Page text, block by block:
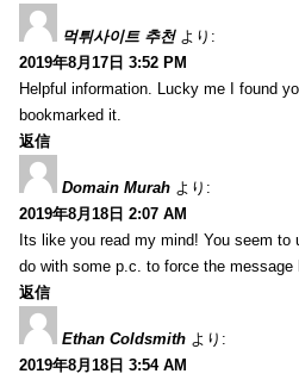
먹튀사이트 추천 より:
2019年8月17日 3:52 PM
Helpful information. Lucky me I found
bookmarked it.
返信
Domain Murah より:
2019年8月18日 2:07 AM
Its like you read my mind! You seem
do with some p.c. to force the
返信
Ethan Coldsmith より:
2019年8月18日 3:54 AM